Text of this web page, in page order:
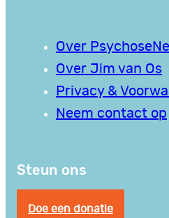
Over
Over Jim van Os
Privacy &
Neem contact op
Steun ons
Doe een donatie